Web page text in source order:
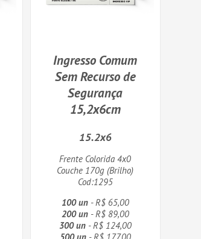
Ingresso Comum
Sem Recurso de
Segurança
15,2x6cm
15.2x6
Frente Colorida 4x0
Couche 170g (Brilho)
Cod:1295
100 un- R$ 65,00
200 un- R$ 89,00
300 un- R$ 124,00